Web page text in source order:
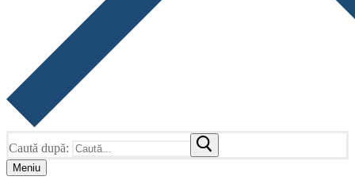
Caută după:
Meniu